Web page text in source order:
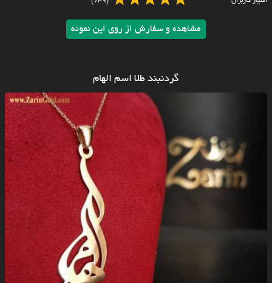
مشاهده و سفارش از روی این نمونه
گردنبند طلا اسم الهام